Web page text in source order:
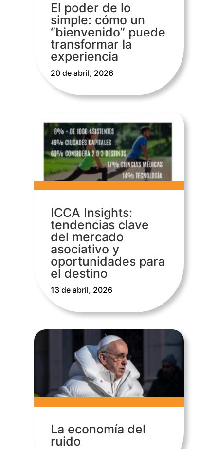
El poder de lo
simple: cómo un
“bienvenido” puede
transformar la
experiencia
20 de abril, 2026
ICCA Insights:
tendencias clave
del mercado
asociativo y
oportunidades para
el destino
13 de abril, 2026
La economía del
ruido